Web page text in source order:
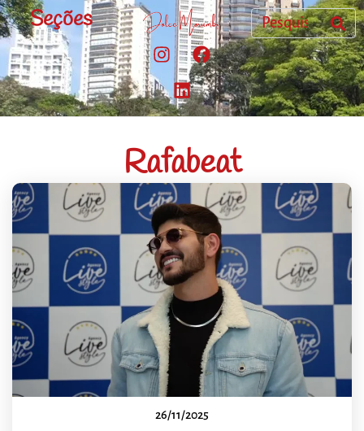
Seções
Rafabeat
26/11/2025